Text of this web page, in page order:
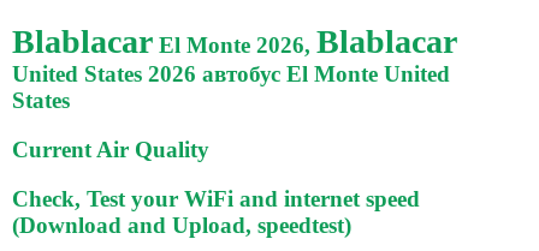
Blablacar El Monte 2026, Blablacar
United States 2026 автобус El Monte United
States
Current Air Quality
Check, Test your WiFi and internet speed
(Download and Upload, speedtest)